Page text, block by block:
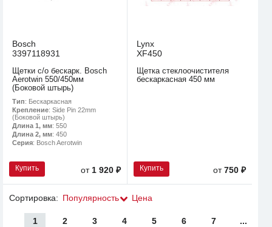
Bosch
3397118931
Щетки с/о бескарк. Bosch
Aerotwin 550/450мм
(Боковой штырь)
Тип: Бескаркасная
Крепление: Side Pin 22mm
(Боковой штырь)
Длина 1, мм: 550
Длина 2, мм: 450
Серия: Bosch Aerotwin
Купить от 1 920 ₽
Lynx
XF450
Щетка стеклоочистителя
бескаркасная 450 мм
Купить от750 ₽
Сортировка: Популярность Цена
1 2 3 4 5 6 7 ...